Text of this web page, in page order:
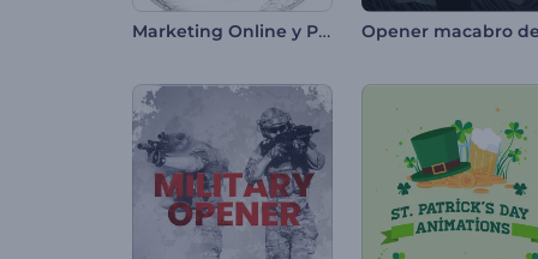
Marketing Online y Promoción SEO